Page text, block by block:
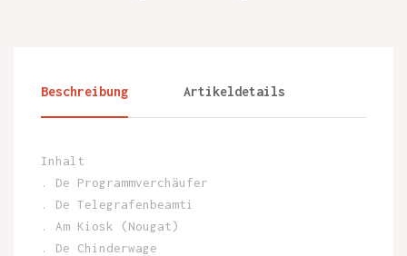
Beschreibung Artikeldetails
Inhalt
. De Programmverchäufer
. De Telegrafenbeamti
. Am Kiosk (Nougat)
. De Chinderwage